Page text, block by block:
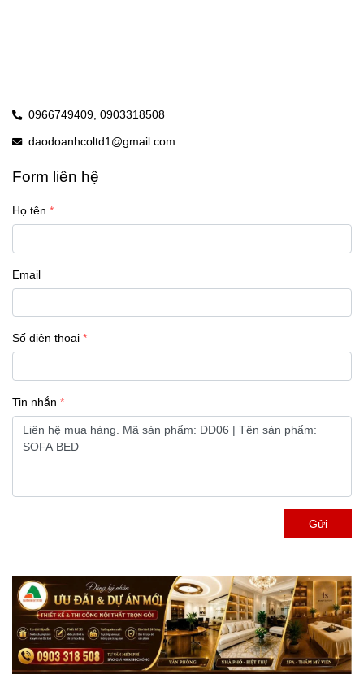
0966749409, 0903318508
daodoanhcoltd1@gmail.com
Form liên hệ
Họ tên
Email
Số điện thoại
Tin nhắn
Gửi